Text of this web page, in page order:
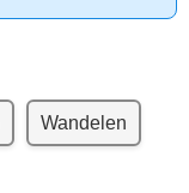
Wandelen